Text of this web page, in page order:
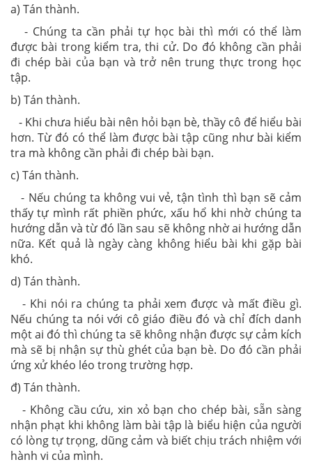
a) Tán thành.
- Chúng ta cần phải tự học bài thì mới có thể làm
được bài trong kiểm tra, thi cử. Do đó không cần phải
đi chép bài của bạn và trở nên trung thực trong học
tập.
b) Tán thành.
- Khi chưa hiểu bài nên hỏi bạn bè, thầy cô để hiểu bài
hơn. Từ đó có thể làm được bài tập cũng như bài kiểm
tra mà không cần phải đi chép bài bạn.
c) Tán thành.
- Nếu chúng ta không vui vẻ, tận tình thì bạn sẽ cảm
thấy tự mình rất phiền phức, xấu hổ khi nhờ chúng ta
hướng dẫn và từ đó lần sau sẽ không nhờ ai hướng dẫn
nữa. Kết quả là ngày càng không hiểu bài khi gặp bài
khó.
d) Tán thành.
- Khi nói ra chúng ta phải xem được và mất điều gì.
Nếu chúng ta nói với cô giáo điều đó và chỉ đích danh
một ai đó thì chúng ta sẽ không nhận được sự cảm kích
mà sẽ bị nhận sự thù ghét của bạn bè. Do đó cần phải
ứng xử khéo léo trong trường hợp.
đ) Tán thành.
- Không cầu cứu, xin xỏ bạn cho chép bài, sẵn sàng
nhận phạt khi không làm bài tập là biểu hiện của người
có lòng tự trọng, dũng cảm và biết chịu trách nhiệm với
hành vi của mình.